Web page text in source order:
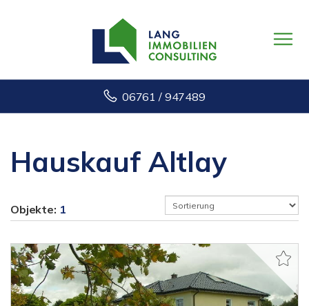
06761 / 947489
Hauskauf Altlay
Objekte: 1